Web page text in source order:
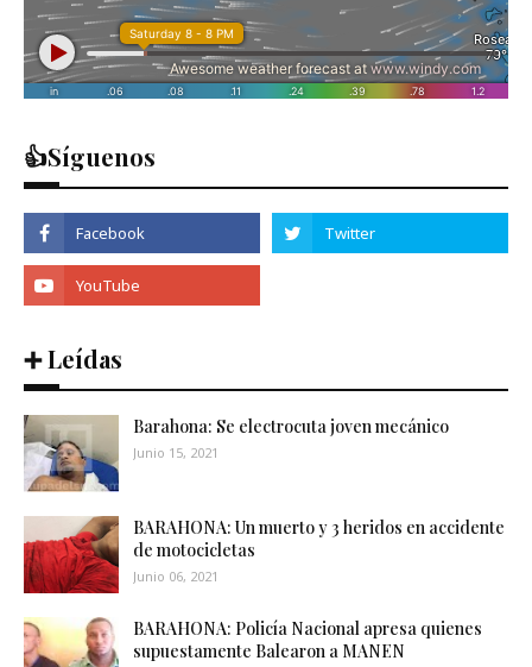
👍Síguenos
➕ Leídas
Barahona: Se electrocuta joven mecánico
Junio 15, 2021
BARAHONA: Un muerto y 3 heridos en accidente
de motocicletas
Junio 06, 2021
BARAHONA: Policía Nacional apresa quienes
supuestamente Balearon a MANEN